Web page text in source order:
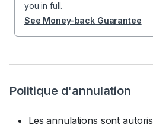
Politique d'annulation
Les annulations sont
you in full.
See Money-back Guarantee